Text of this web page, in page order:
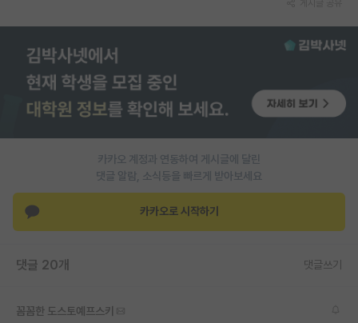
카카오 계정과 연동하여 게시글에 달린
댓글 알람, 소식등을 빠르게 받아보세요
카카오로 시작하기
댓글 20개 댓글쓰기
꼼꼼한 도스토예프스키